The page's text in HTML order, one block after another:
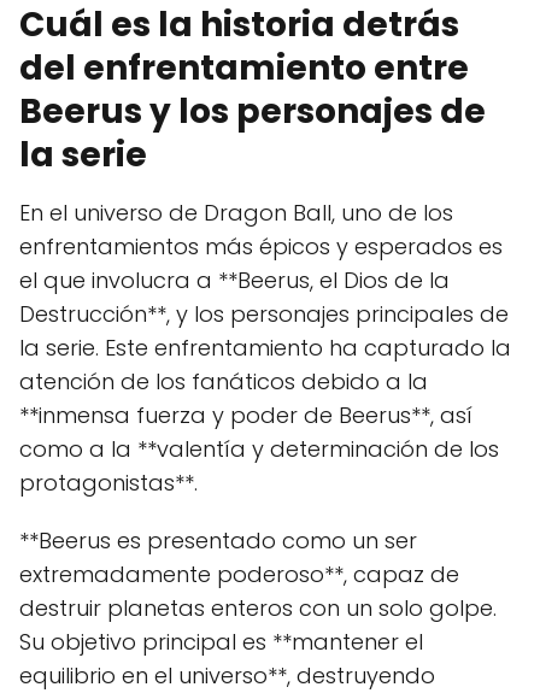
Cuál es la historia detrás
del enfrentamiento entre
Beerus y los personajes de
la serie
En el universo de Dragon Ball, uno de los
enfrentamientos más épicos y esperados es
el que involucra a **Beerus, el Dios de la
Destrucción**, y los personajes principales de
la serie. Este enfrentamiento ha capturado la
atención de los fanáticos debido a la
**inmensa fuerza y poder de Beerus**, así
como a la **valentía y determinación de los
protagonistas**.
**Beerus es presentado como un ser
extremadamente poderoso**, capaz de
destruir planetas enteros con un solo golpe.
Su objetivo principal es **mantener el
equilibrio en el universo**, destruyendo